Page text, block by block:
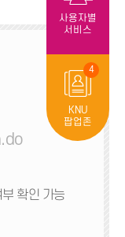
사용자별
서비스
4
KNU
팝업존
확인 가능